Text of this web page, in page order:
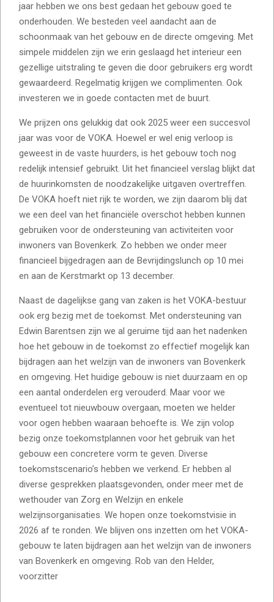
jaar hebben we ons best gedaan het gebouw goed te
onderhouden. We besteden veel aandacht aan de
schoonmaak van het gebouw en de directe omgeving. Met
simpele middelen zijn we erin geslaagd het interieur een
gezellige uitstraling te geven die door gebruikers erg wordt
gewaardeerd. Regelmatig krijgen we complimenten. Ook
investeren we in goede contacten met de buurt.
We prijzen ons gelukkig dat ook 2025 weer een succesvol
jaar was voor de VOKA. Hoewel er wel enig verloop is
geweest in de vaste huurders, is het gebouw toch nog
redelijk intensief gebruikt. Uit het financieel verslag blijkt dat
de huurinkomsten de noodzakelijke uitgaven overtreffen.
De VOKA hoeft niet rijk te worden, we zijn daarom blij dat
we een deel van het financiële overschot hebben kunnen
gebruiken voor de ondersteuning van activiteiten voor
inwoners van Bovenkerk. Zo hebben we onder meer
financieel bijgedragen aan de Bevrijdingslunch op 10 mei
en aan de Kerstmarkt op 13 december.
Naast de dagelijkse gang van zaken is het VOKA-bestuur
ook erg bezig met de toekomst. Met ondersteuning van
Edwin Barentsen zijn we al geruime tijd aan het nadenken
hoe het gebouw in de toekomst zo effectief mogelijk kan
bijdragen aan het welzijn van de inwoners van Bovenkerk
en omgeving. Het huidige gebouw is niet duurzaam en op
een aantal onderdelen erg verouderd. Maar voor we
eventueel tot nieuwbouw overgaan, moeten we helder
voor ogen hebben waaraan behoefte is. We zijn volop
bezig onze toekomstplannen voor het gebruik van het
gebouw een concretere vorm te geven. Diverse
toekomstscenario’s hebben we verkend. Er hebben al
diverse gesprekken plaatsgevonden, onder meer met de
wethouder van Zorg en Welzijn en enkele
welzijnsorganisaties. We hopen onze toekomstvisie in
2026 af te ronden. We blijven ons inzetten om het VOKA-
gebouw te laten bijdragen aan het welzijn van de inwoners
van Bovenkerk en omgeving. Rob van den Helder,
voorzitter